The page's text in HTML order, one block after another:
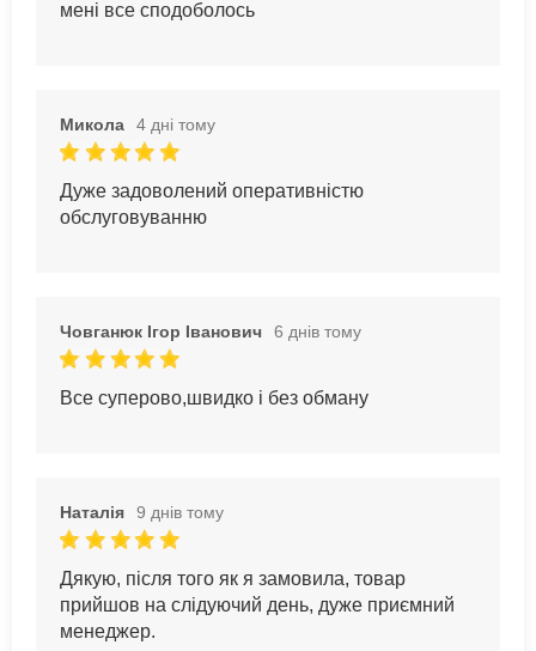
мені все сподоболось
Микола 4 дні тому
Дуже задоволений оперативністю
обслуговуванню
Човганюк Ігор Іванович 6 днів тому
Все суперово,швидко і без обману
Наталія 9 днів тому
Дякую, після того як я замовила, товар
прийшов на слідуючий день, дуже приємний
менеджер.